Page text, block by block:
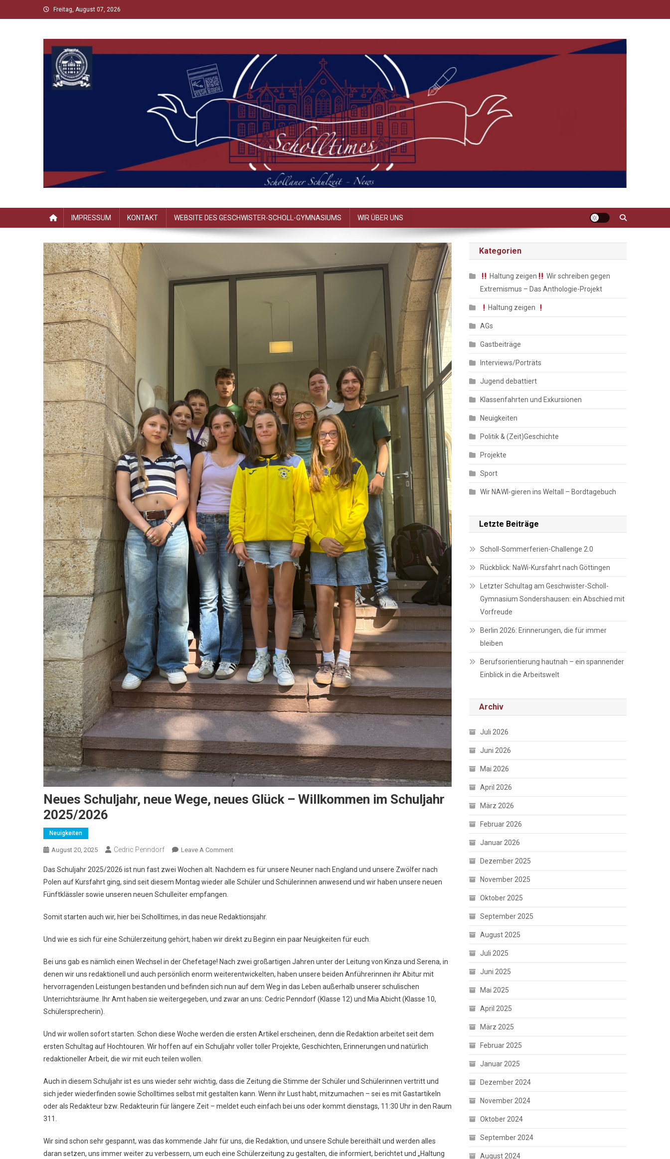
to
Freitag, August 07, 2026
IMPRESSUM KONTAKT WEBSITE DES GESCHWISTER-SCHOLL-GYMNASIUMS WIR ÜBER UNS
Neues Schuljahr, neue Wege, neues Glück – Willkommen im Schuljahr
2025/2026
Neuigkeiten
August 20, 2025 Cedric Penndorf Leave A CommentOn
Schuljahr,
Neue
Glück
Willkommen
Schuljahr
2025/2026
Das Schuljahr 2025/2026 ist nun fast zwei Wochen alt. Nachdem es für unsere Neuner nach England und unsere Zwölfer nach
Polen auf Kursfahrt ging, sind seit diesem Montag wieder alle Schüler und Schülerinnen anwesend und wir haben unsere neuen
Fünftklässler sowie unseren neuen Schulleiter empfangen.
Somit starten auch wir, hier bei Scholltimes, in das neue Redaktionsjahr.
Und wie es sich für eine Schülerzeitung gehört, haben wir direkt zu Beginn ein paar Neuigkeiten für euch.
Bei uns gab es nämlich einen Wechsel in der Chefetage! Nach zwei großartigen Jahren unter der Leitung von Kinza und Serena, in
denen wir uns redaktionell und auch persönlich enorm weiterentwickelten, haben unsere beiden Anführerinnen ihr Abitur mit
hervorragenden Leistungen bestanden und befinden sich nun auf dem Weg in das Leben außerhalb unserer schulischen
Unterrichtsräume. Ihr Amt haben sie weitergegeben, und zwar an uns: Cedric Penndorf (Klasse 12) und Mia Abicht (Klasse 10,
Schülersprecherin).
Und wir wollen sofort starten. Schon diese Woche werden die ersten Artikel erscheinen, denn die Redaktion arbeitet seit dem
ersten Schultag auf Hochtouren. Wir hoffen auf ein Schuljahr voller toller Projekte, Geschichten, Erinnerungen und natürlich
redaktioneller Arbeit, die wir mit euch teilen wollen.
Auch in diesem Schuljahr ist es uns wieder sehr wichtig, dass die Zeitung die Stimme der Schüler und Schülerinnen vertritt und
sich jeder wiederfinden sowie Scholltimes selbst mit gestalten kann. Wenn ihr Lust habt, mitzumachen – sei es mit Gastartikeln
oder als Redakteur bzw. Redakteurin für längere Zeit – meldet euch einfach bei uns oder kommt dienstags, 11:30 Uhr in den Raum
311.
Wir sind schon sehr gespannt, was das kommende Jahr für uns, die Redaktion, und unsere Schule bereithält und werden alles
daran setzen, uns immer weiter zu verbessern, um euch eine Schülerzeitung zu gestalten, die informiert, berichtet und „Haltung
Kategorien
Haltung zeigen
Wir schreiben gegen
Extremismus – Das Anthologie-Projekt
Haltung zeigen
AGs
Gastbeiträge
Interviews/Porträts
Jugend debattiert
Klassenfahrten und Exkursionen
Neuigkeiten
Politik & (Zeit)Geschichte
Projekte
Sport
Wir NAWI-gieren ins Weltall – Bordtagebuch
Letzte Beiträge
Scholl-Sommerferien-Challenge 2.0
Rückblick: NaWi-Kursfahrt nach Göttingen
Letzter Schultag am Geschwister-Scholl-
Gymnasium Sondershausen: ein Abschied mit
Vorfreude
Berlin 2026: Erinnerungen, die für immer
bleiben
Berufsorientierung hautnah – ein spannender
Einblick in die Arbeitswelt
Archiv
Juli 2026
Juni 2026
Mai 2026
April 2026
März 2026
Februar 2026
Januar 2026
Dezember 2025
November 2025
Oktober 2025
September 2025
August 2025
Juli 2025
Juni 2025
Mai 2025
April 2025
März 2025
Februar 2025
Januar 2025
Dezember 2024
November 2024
Oktober 2024
September 2024
August 2024